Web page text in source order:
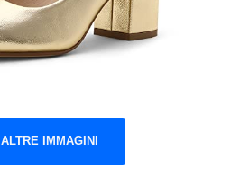
ALTRE IMMAGINI